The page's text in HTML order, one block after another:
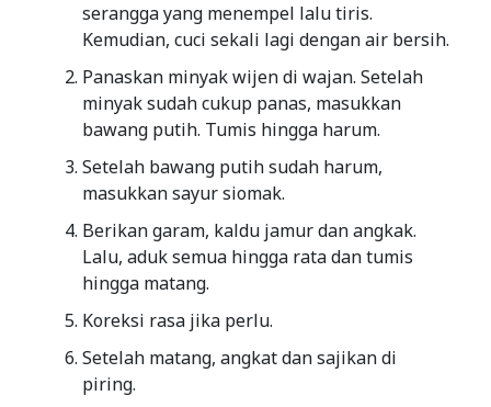
serangga yang menempel lalu tiris.
Kemudian, cuci sekali lagi dengan air bersih.
Panaskan minyak wijen di wajan. Setelah
minyak sudah cukup panas, masukkan
bawang putih. Tumis hingga harum.
Setelah bawang putih sudah harum,
masukkan sayur siomak.
Berikan garam, kaldu jamur dan angkak.
Lalu, aduk semua hingga rata dan tumis
hingga matang.
Koreksi rasa jika perlu.
Setelah matang, angkat dan sajikan di
piring.